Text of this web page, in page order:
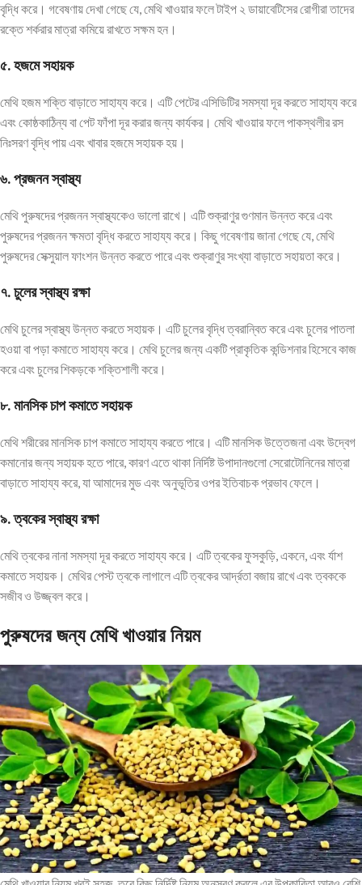
বৃদ্ধি করে। গবেষণায় দেখা গেছে যে, মেথি খাওয়ার ফলে টাইপ ২ ডায়াবেটিসের রোগীরা তাদের
রক্তে শর্করার মাত্রা কমিয়ে রাখতে সক্ষম হন।
৫.হজমেসহায়ক
মেথি হজম শক্তি বাড়াতে সাহায্য করে। এটি পেটের এসিডিটির সমস্যা দূর করতে সাহায্য করে
এবং কোষ্ঠকাঠিন্য বা পেট ফাঁপা দূর করার জন্য কার্যকর। মেথি খাওয়ার ফলে পাকস্থলীর রস
নিঃসরণ বৃদ্ধি পায় এবং খাবার হজমে সহায়ক হয়।
৬.প্রজননস্বাস্থ্য
মেথি পুরুষদের প্রজনন স্বাস্থ্যকেও ভালো রাখে। এটি শুক্রাণুর গুণমান উন্নত করে এবং
পুরুষদের প্রজনন ক্ষমতা বৃদ্ধি করতে সাহায্য করে। কিছু গবেষণায় জানা গেছে যে, মেথি
পুরুষদের সেক্সুয়াল ফাংশন উন্নত করতে পারে এবং শুক্রাণুর সংখ্যা বাড়াতে সহায়তা করে।
৭.চুলেরস্বাস্থ্যরক্ষা
মেথি চুলের স্বাস্থ্য উন্নত করতে সহায়ক। এটি চুলের বৃদ্ধি ত্বরান্বিত করে এবং চুলের পাতলা
হওয়া বা পড়া কমাতে সাহায্য করে। মেথি চুলের জন্য একটি প্রাকৃতিক কন্ডিশনার হিসেবে কাজ
করে এবং চুলের শিকড়কে শক্তিশালী করে।
৮.মানসিকচাপকমাতেসহায়ক
মেথি শরীরের মানসিক চাপ কমাতে সাহায্য করতে পারে। এটি মানসিক উত্তেজনা এবং উদ্বেগ
কমানোর জন্য সহায়ক হতে পারে, কারণ এতে থাকা নির্দিষ্ট উপাদানগুলো সেরোটোনিনের মাত্রা
বাড়াতে সাহায্য করে, যা আমাদের মুড এবং অনুভূতির ওপর ইতিবাচক প্রভাব ফেলে।
৯.ত্বকেরস্বাস্থ্যরক্ষা
মেথি ত্বকের নানা সমস্যা দূর করতে সাহায্য করে। এটি ত্বকের ফুসকুড়ি, একনে, এবং র্যাশ
কমাতে সহায়ক। মেথির পেস্ট ত্বকে লাগালে এটি ত্বকের আর্দ্রতা বজায় রাখে এবং ত্বককে
সজীব ও উজ্জ্বল করে।
পুরুষদেরজন্যমেথিখাওয়ারনিয়ম